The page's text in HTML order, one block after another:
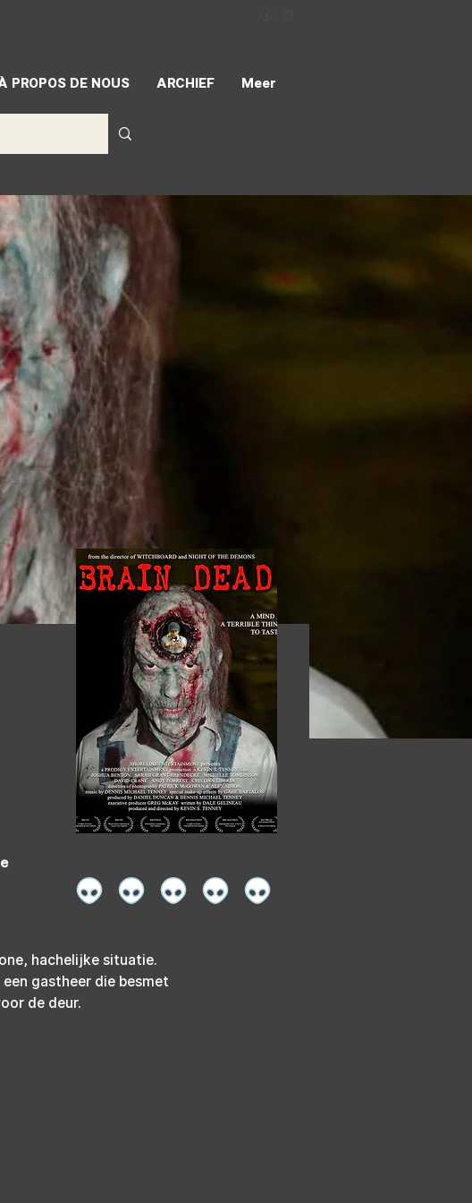
PROPOS DE NOUS ARCHIEF Meer
hachelijke situatie.
gastheer die besmet
de deur.